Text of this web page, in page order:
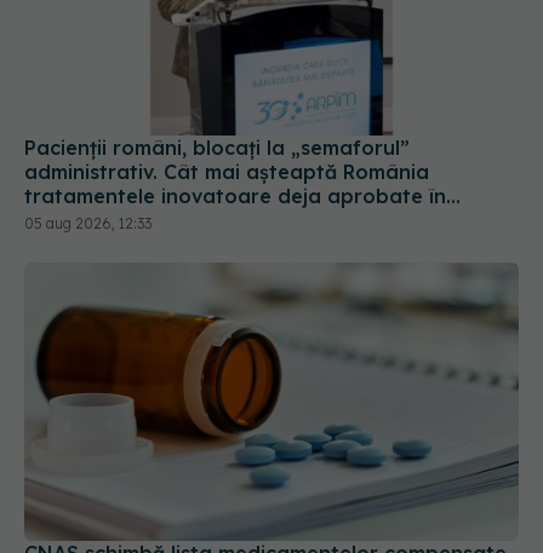
Pacienții români, blocați la „semaforul”
administrativ. Cât mai așteaptă România
tratamentele inovatoare deja aprobate în
CNAS schimbă lista medicamentelor compensate
prin programele naționale. Ce tratamente noi
intră din august
31 iul 2026, 13:56